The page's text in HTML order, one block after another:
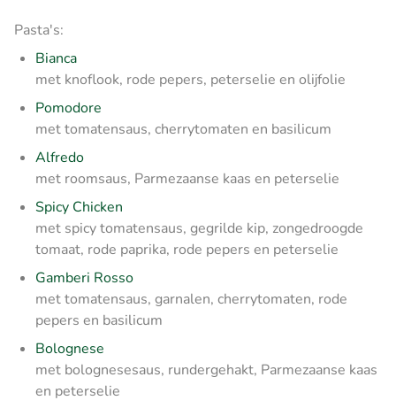
Pasta's:
Bianca
met knoflook, rode pepers, peterselie en olijfolie
Pomodore
met tomatensaus, cherrytomaten en basilicum
Alfredo
met roomsaus, Parmezaanse kaas en peterselie
Spicy Chicken
met spicy tomatensaus, gegrilde kip, zongedroogde
tomaat, rode paprika, rode pepers en peterselie
Gamberi Rosso
met tomatensaus, garnalen, cherrytomaten, rode
pepers en basilicum
Bolognese
met bolognesesaus, rundergehakt, Parmezaanse kaas
en peterselie